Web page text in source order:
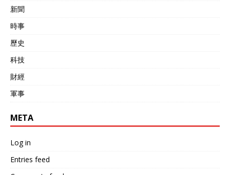
新聞
時事
歷史
科技
財經
軍事
META
Log in
Entries feed